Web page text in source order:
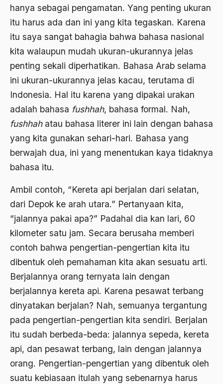
hanya sebagai pengamatan. Yang penting ukuran
itu harus ada dan ini yang kita tegaskan. Karena
itu saya sangat bahagia bahwa bahasa nasional
kita walaupun mudah ukuran-ukurannya jelas
penting sekali diperhatikan. Bahasa Arab selama
ini ukuran-ukurannya jelas kacau, terutama di
Indonesia. Hal itu karena yang dipakai urakan
adalah bahasa fushhah, bahasa formal. Nah,
fushhahatau bahasa literer ini lain dengan bahasa
yang kita gunakan sehari-hari. Bahasa yang
berwajah dua, ini yang menentukan kaya tidaknya
bahasa itu.
Ambil contoh, “Kereta api berjalan dari selatan,
dari Depok ke arah utara.” Pertanyaan kita,
“jalannya pakai apa?” Padahal dia kan lari, 60
kilometer satu jam. Secara berusaha memberi
contoh bahwa pengertian-pengertian kita itu
dibentuk oleh pemahaman kita akan sesuatu arti.
Berjalannya orang ternyata lain dengan
berjalannya kereta api. Karena pesawat terbang
dinyatakan berjalan? Nah, semuanya tergantung
pada pengertian-pengertian kita sendiri. Berjalan
itu sudah berbeda-beda: jalannya sepeda, kereta
api, dan pesawat terbang, lain dengan jalannya
orang. Pengertian-pengertian yang dibentuk oleh
suatu kebiasaan itulah yang sebenarnya harus
Bidang Sejarah
Bio-mass
Biografi
birokrasi
Birokrasi Agama
Birokrasi Pemerintah
Birokrasi Politik
Birokrat
Birokrat Islam
birokratisasi
Bis Kota
bis PPD
bisri syansuri
BJ. Habibie
BLBI
Blitzkrieg